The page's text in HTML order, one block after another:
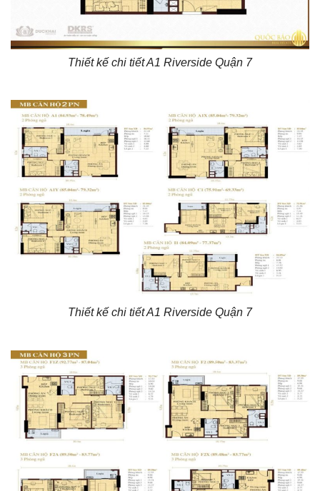
Thiết kế chi tiết A1 Riverside Quận 7
Thiết kế chi tiết A1 Riverside Quận 7